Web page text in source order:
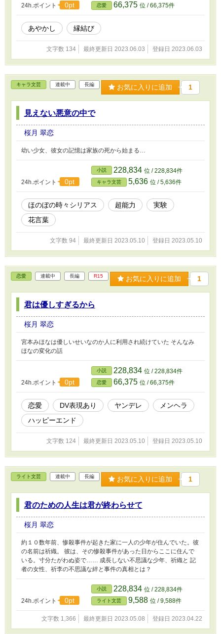
24h.ポイント 0pt 恋愛 66,375 位 / 66,375件
あやかし 縁結び
文字数 134 最終更新日 2023.06.03 登録日 2023.06.03
キャラ文芸 連載中 長編 お気に入りに追加 1
見えない悪意の中で
桜月 翠恋
幼い少女、彼女の記憶は家族の死から始まる…
24h.ポイント 0pt
小説 228,834 位 / 228,834件
キャラ文芸 5,636 位 / 5,636件
ほのぼの時々シリアス 超能力
実験
花言葉
文字数 94 最終更新日 2023.05.10 登録日 2023.05.10
恋愛 連載中 長編 R15 お気に入りに追加 1
君は優しすぎるから
桜月 翠恋
宮本みほなは優しいせいなのか人に利用され続けていた そんなみ
ほなの変化の話
24h.ポイント 0pt
小説 228,834 位 / 228,834件
恋愛 66,375 位 / 66,375件
恋愛 DV表現あり ヤンデレ
メンヘラ
ハッピーエンド
文字数 124 最終更新日 2023.05.10 登録日 2023.05.10
ライト文芸 連載中 長編 お気に入りに追加 1
君のための人生は君が終わらせて
桜月 翠恋
約１０数年前、惨殺事件が起きた家に一人の少年が住んでいた。彼
の名前は祈織。 彼は、その惨殺事件があった日からここに住んで
いる。寸分たがわぬ姿で…… 成長しない不思議な少年、祈織と 記
者の女性、祈李の不思議な絆と事件の真相とは？
24h.ポイント 0pt
小説 228,834 位 / 228,834件
ライト文芸 9,588 位 / 9,588件
文字数 1,366 最終更新日 2023.05.08 登録日 2023.04.22